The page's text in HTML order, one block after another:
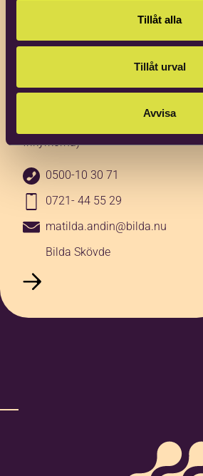
Tillåt alla
Tillåt urval
Avvisa
Matilda Andin
Verksamhetsutvecklare Kultur
frikyrkorna)
0500-10 30 71
0721- 44 55 29
matilda.andin@bilda.nu
Bilda Skövde